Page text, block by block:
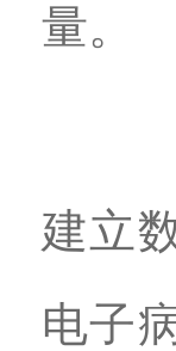
量。
（
建立
电子